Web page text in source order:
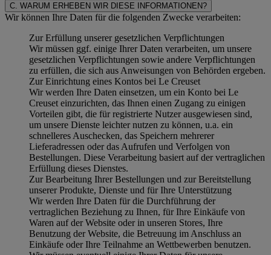
C. WARUM ERHEBEN WIR DIESE INFORMATIONEN?
Wir können Ihre Daten für die folgenden Zwecke verarbeiten:
Zur Erfüllung unserer gesetzlichen Verpflichtungen
Wir müssen ggf. einige Ihrer Daten verarbeiten, um unsere
gesetzlichen Verpflichtungen sowie andere Verpflichtungen
zu erfüllen, die sich aus Anweisungen von Behörden ergeben.
Zur Einrichtung eines Kontos bei Le Creuset
Wir werden Ihre Daten einsetzen, um ein Konto bei Le
Creuset einzurichten, das Ihnen einen Zugang zu einigen
Vorteilen gibt, die für registrierte Nutzer ausgewiesen sind,
um unsere Dienste leichter nutzen zu können, u.a. ein
schnelleres Auschecken, das Speichern mehrerer
Lieferadressen oder das Aufrufen und Verfolgen von
Bestellungen. Diese Verarbeitung basiert auf der vertraglichen
Erfüllung dieses Dienstes.
Zur Bearbeitung Ihrer Bestellungen und zur Bereitstellung
unserer Produkte, Dienste und für Ihre Unterstützung
Wir werden Ihre Daten für die Durchführung der
vertraglichen Beziehung zu Ihnen, für Ihre Einkäufe von
Waren auf der Website oder in unseren Stores, Ihre
Benutzung der Website, die Betreuung im Anschluss an
Einkäufe oder Ihre Teilnahme an Wettbewerben benutzen.